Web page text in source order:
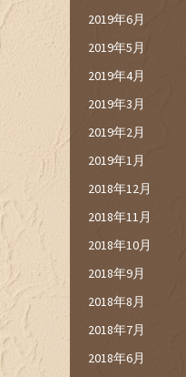
2019年6月
2019年5月
2019年4月
2019年3月
2019年2月
2019年1月
2018年12月
2018年11月
2018年10月
2018年9月
2018年8月
2018年7月
2018年6月